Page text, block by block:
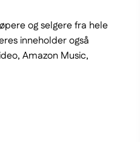
og selgere fra hele
inneholder også
Amazon Music,